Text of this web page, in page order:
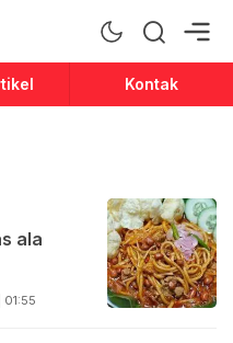
Kontak
ala